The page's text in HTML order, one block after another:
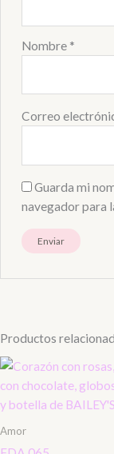
Nombre *
Correo
Guarda mi
navegador para
Productos
Amor